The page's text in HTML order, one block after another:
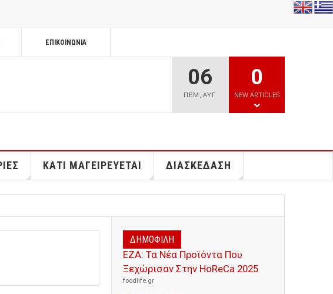
ΕΠΙΚΟΙΝΩΝΊΑ
06
ΠΕΜ ,ΑΥΓ
0
NEW ARTICLES
ΚΑΤΙ ΜΑΓΕΙΡΕΥΕΤΑΙ ΔΙΑΣΚΕΔΑΣΗ
ΔΗΜΟΦΙΛΗ
ΕΖΑ: Τα Νέα Προϊόντα Που
Ξεχώρισαν Στην HoReCa 2025
foodlife.gr